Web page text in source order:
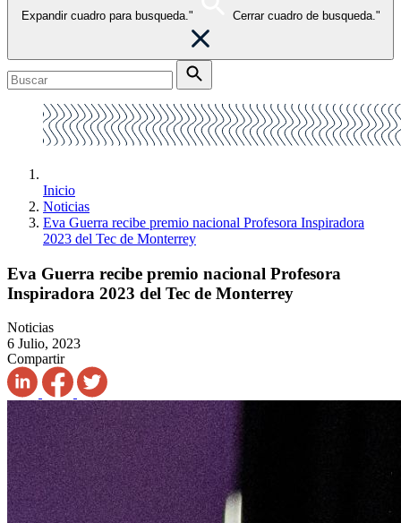
Expandir cuadro para busqueda." Cerrar cuadro de busqueda."
Inicio
Noticias
Eva Guerra recibe premio nacional Profesora Inspiradora
2023 del Tec de Monterrey
Eva Guerra recibe premio nacional Profesora
Inspiradora 2023 del Tec de Monterrey
Noticias
6 Julio, 2023
Compartir